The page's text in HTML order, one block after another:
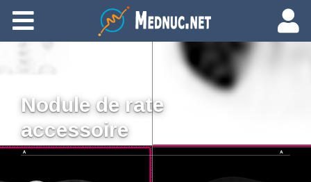
Ajouter du contenu
Nodule de rate
accessoire